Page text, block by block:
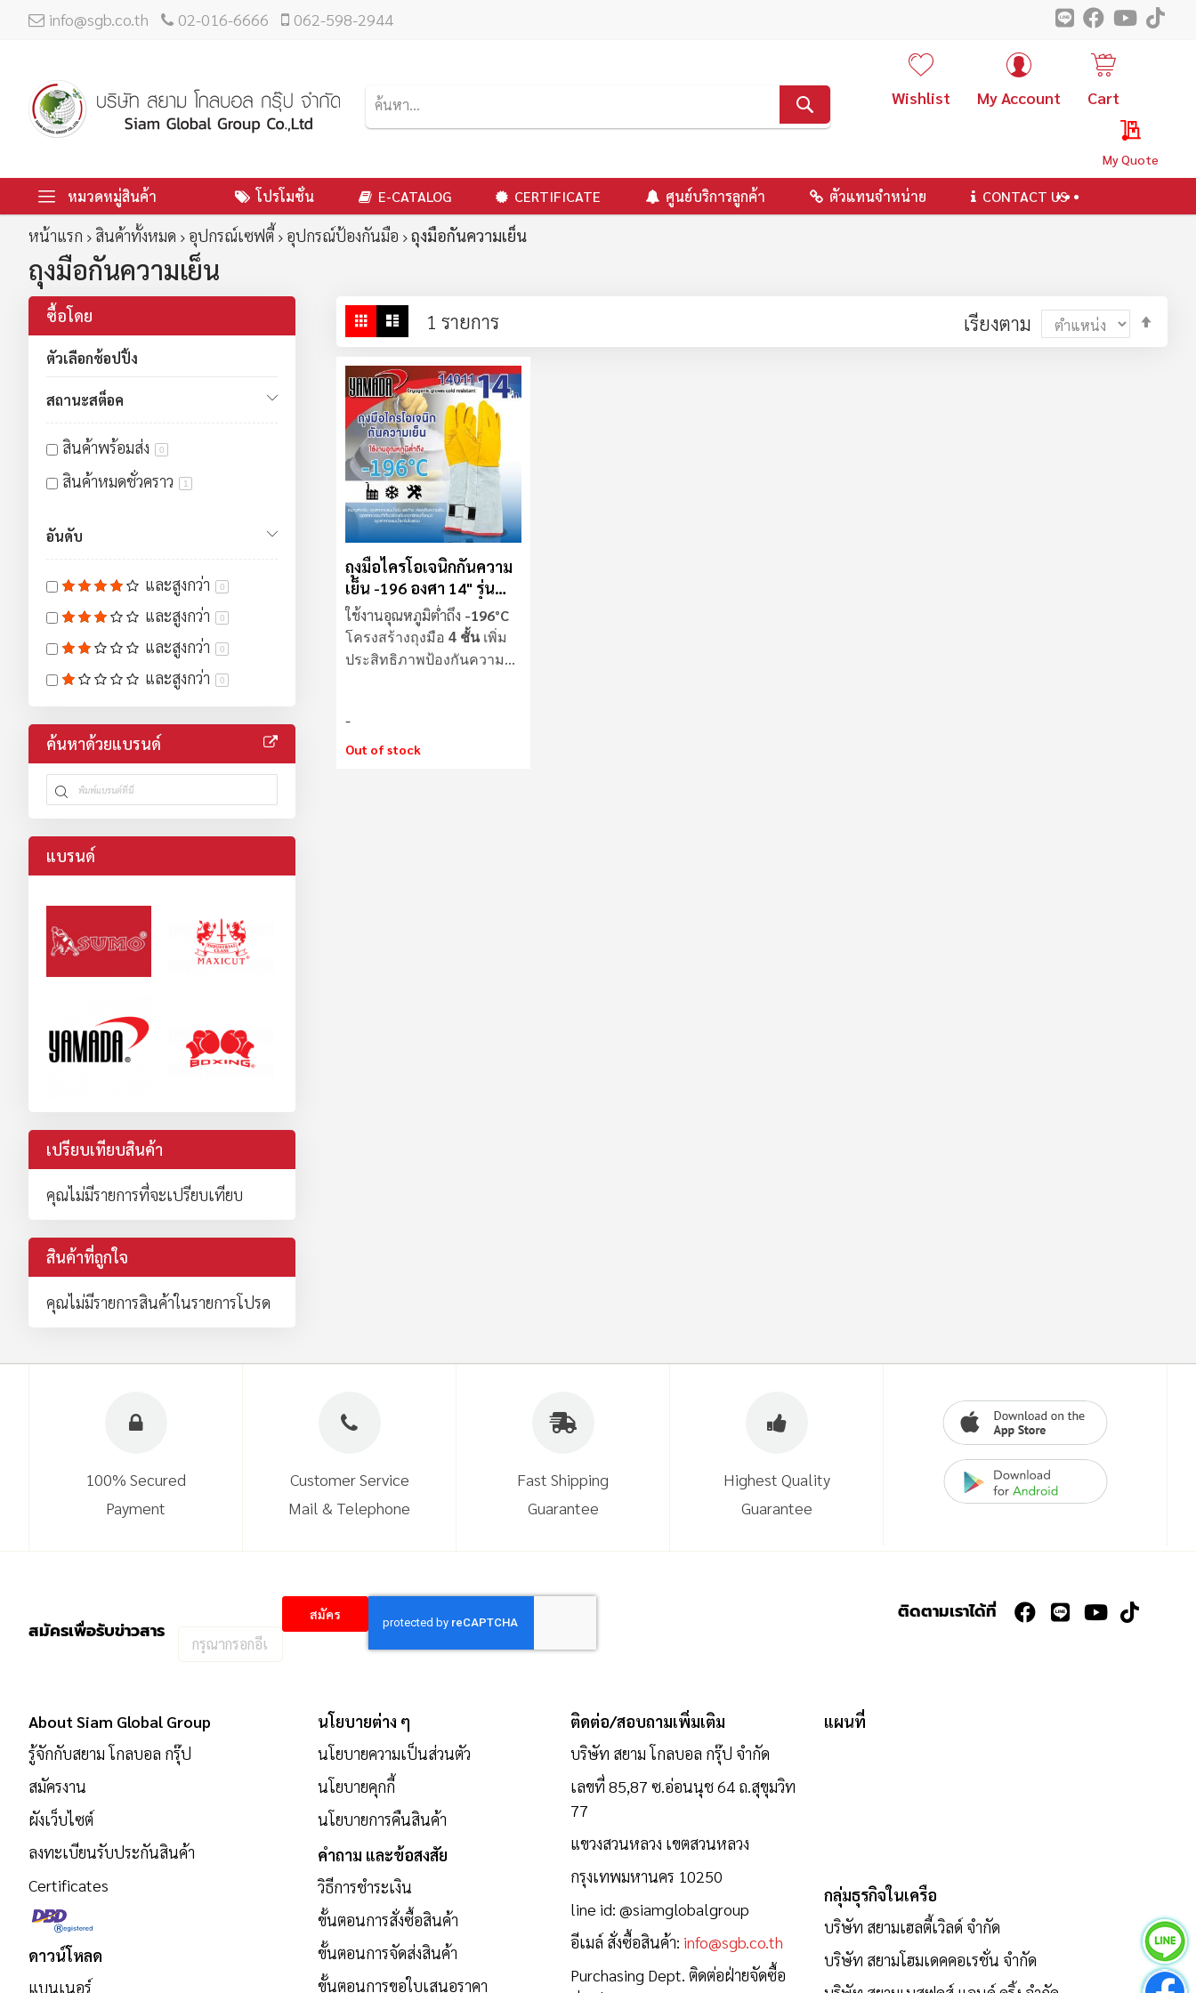
info@sgb.co.th 02-016-6666 062-598-2944
My Quote
Wishlist My Account Cart
หมวดหมู่สินค้า โปรโมชั่น E-CATALOG CERTIFICATE ศูนย์บริการลูกค้า ตัวแทนจำหน่าย CONTACT US
หน้าแรก สินค้าทั้งหมด อุปกรณ์เซฟตี้ อุปกรณ์ป้องกันมือ ถุงมือกันความเย็น
ถุงมือกันความเย็น
ใน
มุม
มอง
ตาราง รายการ
1 รายการ เรียงตาม
ถุงมือไครโอเจนิกกันความ
เย็น -196 องศา 14" รุ่น
14011
ใช้งานอุณหภูมิต่ำถึง -196°C
โครงสร้างถุงมือ 4 ชั้น เพิ่ม
ประสิทธิภาพป้องกันความ
Out of stock
ซื้อโดย
ตัวเลือกช้อปปิ้ง
สถานะสต็อค
สินค้าพร้อมส่ง 0
สินค้าหมดชั่วคราว 1
อันดับ
และสูงกว่า 0
และสูงกว่า 0
และสูงกว่า 0
และสูงกว่า 0
ค้นหาด้วยแบรนด์
แบรนด์
เปรียบเทียบสินค้า
คุณไม่มีรายการที่จะเปรียบเทียบ
สินค้าที่ถูกใจ
คุณไม่มีรายการสินค้าในรายการโปรด
100% Secured
Payment
Customer Service
Mail & Telephone
Fast Shipping
Guarantee
Highest Quality
Guarantee
สมัครเพื่อรับข่าวสาร
กรอก
รับ
ข่าวสาร:
สมัคร ติดตามเราได้ที่
About Siam Global Group
รู้จักกับสยาม โกลบอล กรุ๊ป
สมัครงาน
ผังเว็บไซต์
ลงทะเบียนรับประกันสินค้า
Certificates
ดาวน์โหลด
แบนเนอร์
นโยบายต่าง ๆ
นโยบายความเป็นส่วนตัว
นโยบายคุกกี้
นโยบายการคืนสินค้า
คำถาม และข้อสงสัย
วิธีการชำระเงิน
ขั้นตอนการสั่งซื้อสินค้า
ขั้นตอนการจัดส่งสินค้า
ขั้นตอนการขอใบเสนอราคา
ติดต่อ/สอบถามเพิ่มเติม
บริษัท สยาม โกลบอล กรุ๊ป จำกัด
เลขที่ 85,87 ซ.อ่อนนุช 64 ถ.สุขุมวิท
77
แขวงสวนหลวง เขตสวนหลวง
กรุงเทพมหานคร 10250
line id:@siamglobalgroup
อีเมล์ สั่งซื้อสินค้า: info@sgb.co.th
Purchasing Dept. ติดต่อฝ่ายจัดซื้อ
แผนที่
กลุ่มธุรกิจในเครือ
บริษัท สยามเฮลตี้เวิลด์ จำกัด
บริษัท สยามโฮมเดคคอเรชั่น จำกัด